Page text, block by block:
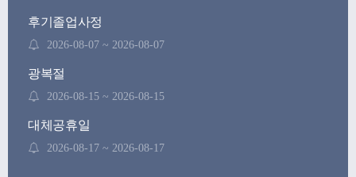
후기졸업사정
2026-08-07 ~ 2026-08-07
광복절
2026-08-15 ~ 2026-08-15
대체공휴일
2026-08-17 ~ 2026-08-17